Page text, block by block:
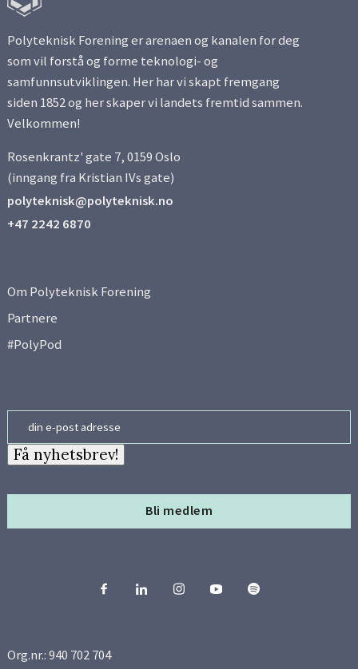
Polyteknisk Forening er arenaen og kanalen for deg
som vil forstå og forme teknologi- og
samfunnsutviklingen. Her har vi skapt fremgang
siden 1852 og her skaper vi landets fremtid sammen.
Velkommen!
Rosenkrantz' gate 7, 0159 Oslo
(inngang fra Kristian IVs gate)
polyteknisk@polyteknisk.no
+47 2242 6870
Om Polyteknisk Forening
Partnere
#PolyPod
Bli medlem
Få nyhetsbrev!
Org.nr.: 940 702 704